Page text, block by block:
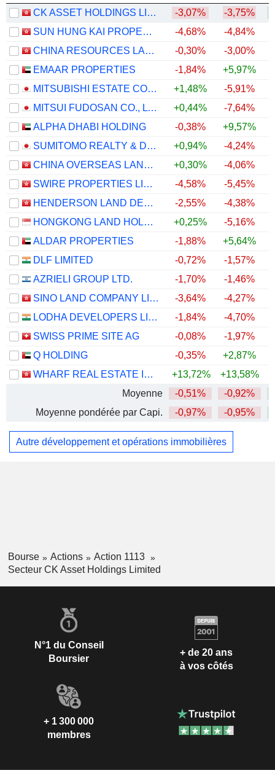
CK ASSET HOLDINGS LIMITED
-3,07% -3,75%
SUN HUNG KAI PROPERTIES LIMITED
-4,68% -4,84%
CHINA RESOURCES LAND LIMITED
-0,30% -3,00%
EMAAR PROPERTIES
-1,84% +5,97%
MITSUBISHI ESTATE CO., LTD.
+1,48% -5,91%
MITSUI FUDOSAN CO., LTD.
+0,44% -7,64%
ALPHA DHABI HOLDING
-0,38% +9,57%
SUMITOMO REALTY & DEVELOPMENT CO., LTD.
+0,94% -4,24%
CHINA OVERSEAS LAND & INVESTMENT LIMITED
+0,30% -4,06%
SWIRE PROPERTIES LIMITED
-4,58% -5,45%
HENDERSON LAND DEVELOPMENT COMPANY LIMITED
-2,55% -4,38%
HONGKONG LAND HOLDINGS LIMITED
+0,25% -5,16%
ALDAR PROPERTIES
-1,88% +5,64%
DLF LIMITED
-0,72% -1,57%
AZRIELI GROUP LTD.
-1,70% -1,46%
SINO LAND COMPANY LIMITED
-3,64% -4,27%
LODHA DEVELOPERS LIMITED
-1,84% -4,70%
SWISS PRIME SITE AG
-0,08% -1,97%
Q HOLDING
-0,35% +2,87%
WHARF REAL ESTATE INVESTMENT COMPANY LIMITED
+13,72% +13,58%
Moyenne
-0,51% -0,92%
Moyenne pondérée par Capi.
-0,97% -0,95%
Autre développement et opérations immobilières
Bourse Actions
Action 1113
Secteur CK Asset Holdings Limited
N°1 du Conseil
Boursier
+ de 20 ans
à vos côtés
+ 1 300 000
membres